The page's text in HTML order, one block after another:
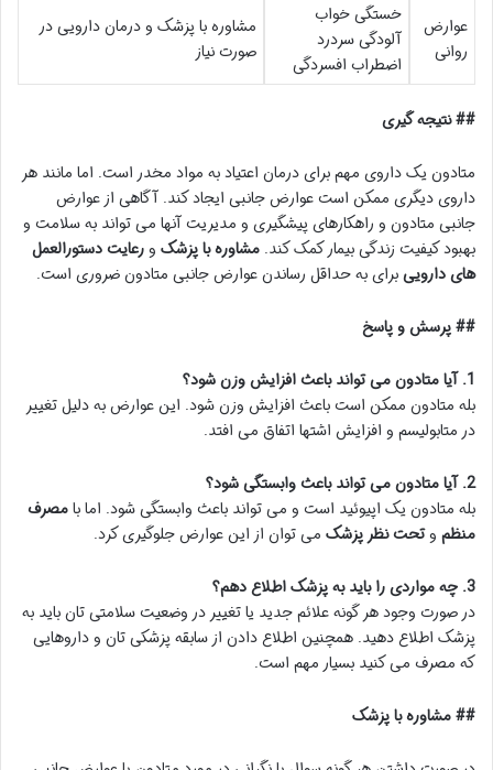
عوارض
روانی
خستگی خواب
آلودگی سردرد
اضطراب افسردگی
مشاوره با پزشک و درمان دارویی در
صورت نیاز
## نتیجه گیری
متادون یک داروی مهم برای درمان اعتیاد به مواد مخدر است. اما مانند هر
داروی دیگری ممکن است عوارض جانبی ایجاد کند. آگاهی از عوارض
جانبی متادون و راهکارهای پیشگیری و مدیریت آنها می تواند به سلامت و
بهبود کیفیت زندگی بیمار کمک کند. مشاوره با پزشک ورعایت دستورالعمل
های داروییبرای به حداقل رساندن عوارض جانبی متادون ضروری است.
## پرسش و پاسخ
1. آیا متادون می تواند باعث افزایش وزن شود؟
بله متادون ممکن است باعث افزایش وزن شود. این عوارض به دلیل تغییر
در متابولیسم و افزایش اشتها اتفاق می افتد.
2. آیا متادون می تواند باعث وابستگی شود؟
بله متادون یک اپیوئید است و می تواند باعث وابستگی شود. اما بامصرف
منظم وتحت نظر پزشک می توان از این عوارض جلوگیری کرد.
3. چه مواردی را باید به پزشک اطلاع دهم؟
در صورت وجود هر گونه علائم جدید یا تغییر در وضعیت سلامتی تان باید به
پزشک اطلاع دهید. همچنین اطلاع دادن از سابقه پزشکی تان و داروهایی
که مصرف می کنید بسیار مهم است.
## مشاوره با پزشک